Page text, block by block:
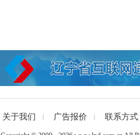
关于我们 广告报价 联系方式